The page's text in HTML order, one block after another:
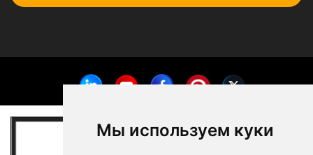
Мы используем куки